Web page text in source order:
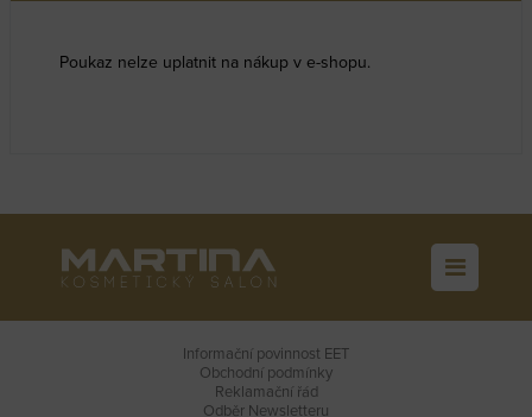
Poukaz nelze uplatnit na nákup v e-shopu.
Informační povinnost EET
Obchodní podmínky
Reklamační řád
Odběr Newsletteru